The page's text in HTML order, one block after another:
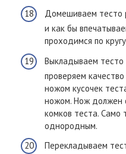
Домешиваем тесто
и как бы
проходимся по
Выкладываем
проверяем
ножом кусочек
ножом. Нож должен
комков теста. Само
однородным.
Перекладываем